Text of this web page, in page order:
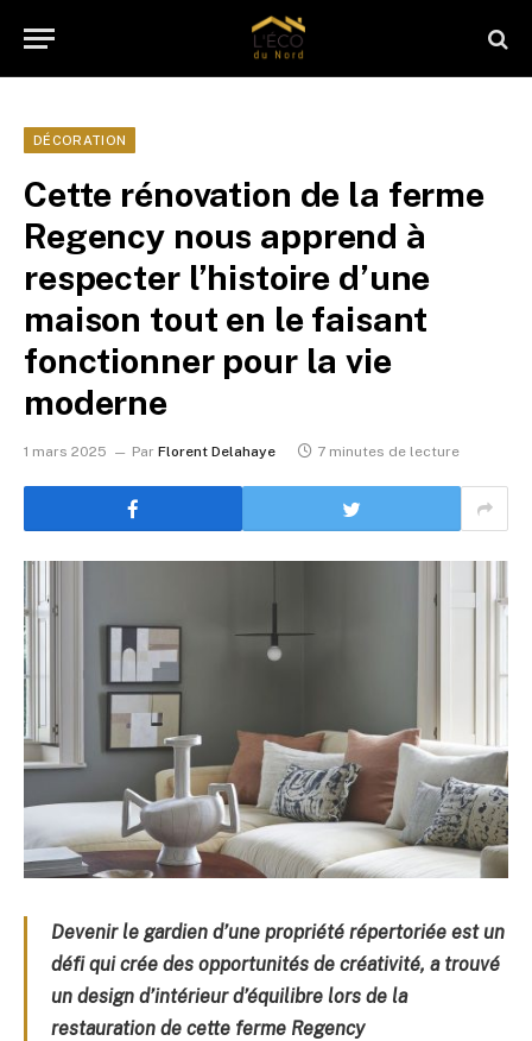
DÉCORATION
Cette rénovation de la ferme
Regency nous apprend à
respecter l’histoire d’une
maison tout en le faisant
fonctionner pour la vie
moderne
1 mars 2025 Par Florent Delahaye 7 minutes de lecture
Devenir le gardien d’une propriété répertoriée est un
défi qui crée des opportunités de créativité, a trouvé
un design d’intérieur d’équilibre lors de la
restauration de cette ferme Regency